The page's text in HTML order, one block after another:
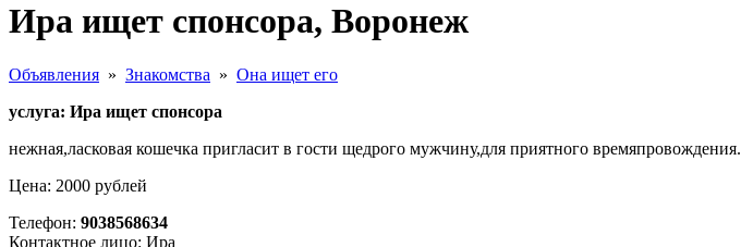
Ира ищет спонсора, Воронеж
Объявления » Знакомства » Она ищет его
услуга: Ира ищет спонсора
нежная,ласковая кошечка пригласит в гости щедрого мужчину,для приятного времяпровождения.
Цена: 2000 рублей
Телефон: 9038568634
Контактное лицо: Ира